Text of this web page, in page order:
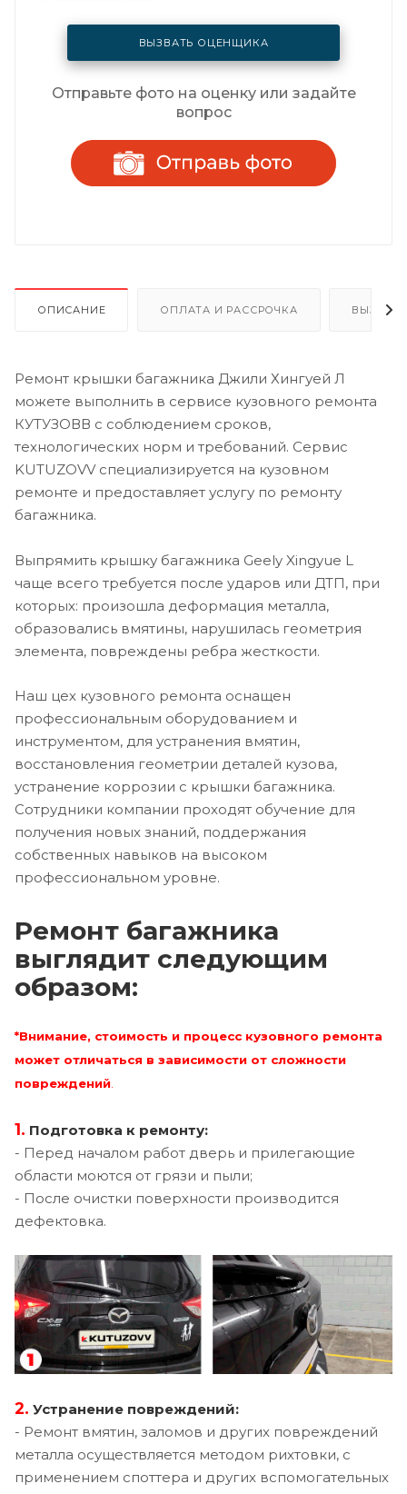
ВЫЗВАТЬ ОЦЕНЩИКА
Отправьте фото на оценку или задайте
вопрос
ОПИСАНИЕ ОПЛАТА И РАССРОЧКА ВЫЗОВ
Ремонт крышки багажника Джили Хингуей Л
можете выполнить в сервисе кузовного ремонта
КУТУЗОВВ с соблюдением сроков,
технологических норм и требований. Сервис
KUTUZOVV специализируется на кузовном
ремонте и предоставляет услугу по ремонту
багажника.
Выпрямить крышку багажника Geely Xingyue L
чаще всего требуется после ударов или ДТП, при
которых: произошла деформация металла,
образовались вмятины, нарушилась геометрия
элемента, повреждены ребра жесткости.
Наш цех кузовного ремонта оснащен
профессиональным оборудованием и
инструментом, для устранения вмятин,
восстановления геометрии деталей кузова,
устранение коррозии с крышки багажника.
Сотрудники компании проходят обучение для
получения новых знаний, поддержания
собственных навыков на высоком
профессиональном уровне.
Ремонт багажника
выглядит следующим
образом:
*Внимание, стоимость и процесс кузовного ремонта
может отличаться в зависимости от сложности
повреждений.
1. Подготовка к ремонту:
- Перед началом работ дверь и прилегающие
области моются от грязи и пыли;
- После очистки поверхности производится
дефектовка.
2. Устранение повреждений:
- Ремонт вмятин, заломов и других повреждений
металла осуществляется методом рихтовки, с
применением споттера и других вспомогательных